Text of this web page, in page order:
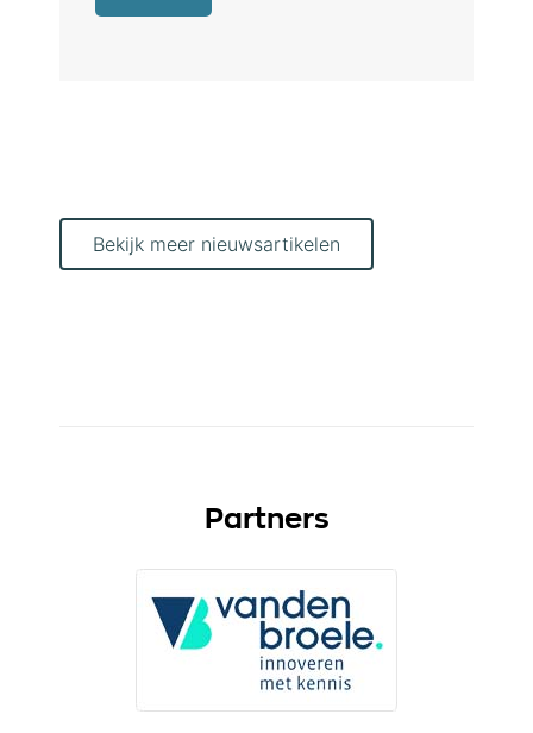
Bekijk meer nieuwsartikelen
Partners